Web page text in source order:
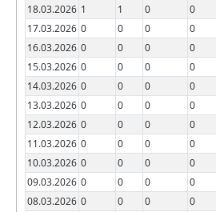
18.03.2026 1 1 0 0
17.03.2026 0 0 0 0
16.03.2026 0 0 0 0
15.03.2026 0 0 0 0
14.03.2026 0 0 0 0
13.03.2026 0 0 0 0
12.03.2026 0 0 0 0
11.03.2026 0 0 0 0
10.03.2026 0 0 0 0
09.03.2026 0 0 0 0
08.03.2026 0 0 0 0